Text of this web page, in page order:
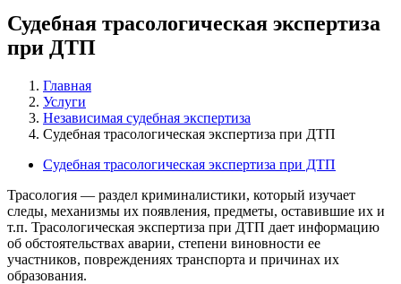
Судебная трасологическая экспертиза
при ДТП
Главная
Услуги
Независимая судебная экспертиза
Судебная трасологическая экспертиза при ДТП
Судебная трасологическая экспертиза при ДТП
Трасология — раздел криминалистики, который изучает
следы, механизмы их появления, предметы, оставившие их и
т.п. Трасологическая экспертиза при ДТП дает информацию
об обстоятельствах аварии, степени виновности ее
участников, повреждениях транспорта и причинах их
образования.